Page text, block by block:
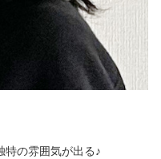
特の雰囲気が出る♪